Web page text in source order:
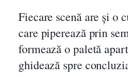
Fiecare scenă are și o
care piperează prin
formează o paletă
ghidează spre